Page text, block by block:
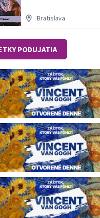
Bratislava
PODUJATIA